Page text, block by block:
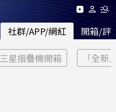
社群/APP/網紅 開箱/評
三星摺疊機開箱 「全新